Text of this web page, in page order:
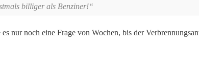
billiger als Benziner!“
es nur noch eine Frage von Wochen, bis der